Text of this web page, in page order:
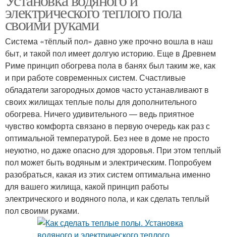
электрического теплого пола
своими руками
Система «тёплый пол» давно уже прочно вошла в наш
быт, и такой пол имеет долгую историю. Еще в Древнем
Риме принцип обогрева пола в банях был таким же, как
и при работе современных систем. Счастливые
обладатели загородных домов часто устанавливают в
своих жилищах теплые полы для дополнительного
обогрева. Ничего удивительного — ведь приятное
чувство комфорта связано в первую очередь как раз с
оптимальной температурой. Без нее в доме не просто
неуютно, но даже опасно для здоровья. При этом теплый
пол может быть водяным и электрическим. Попробуем
разобраться, какая из этих систем оптимальна именно
для вашего жилища, какой принцип работы
электрического и водяного пола, и как сделать теплый
пол своими руками.